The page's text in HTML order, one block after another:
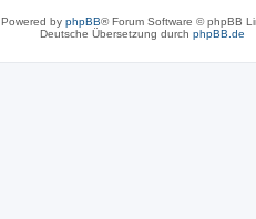
Powered by phpBB® Forum Software © phpBB
Deutsche Übersetzung durch phpBB.de